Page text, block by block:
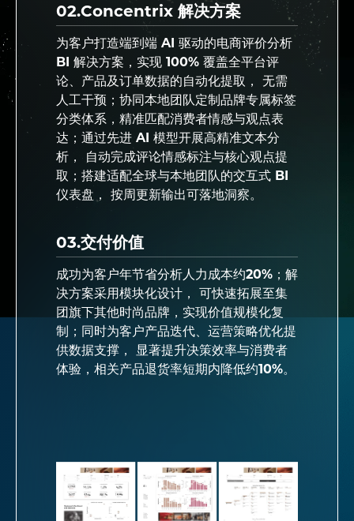
02.Concentrix 解决方案
为客户打造端到端 AI 驱动的电商评价分析
BI 解决方案，实现 100% 覆盖全平台评
论、产品及订单数据的自动化提取， 无需
人工干预；协同本地团队定制品牌专属标签
分类体系，精准匹配消费者情感与观点表
达；通过先进 AI 模型开展高精准文本分
析， 自动完成评论情感标注与核心观点提
取；搭建适配全球与本地团队的交互式 BI
仪表盘， 按周更新输出可落地洞察。
03.交付价值
成功为客户年节省分析人力成本约20%；解
决方案采用模块化设计， 可快速拓展至集
团旗下其他时尚品牌，实现价值规模化复
制；同时为客户产品迭代、运营策略优化提
供数据支撑， 显著提升决策效率与消费者
体验，相关产品退货率短期内降低约10%。